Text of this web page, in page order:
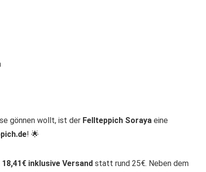
gönnen wollt, ist der Fellteppich Soraya eine
! 🌟
18,41€ inklusive Versand statt rund 25€. Neben dem